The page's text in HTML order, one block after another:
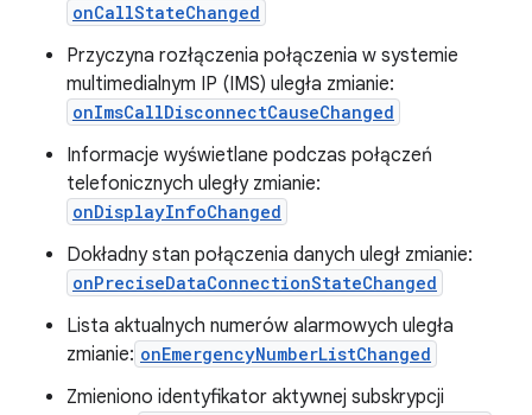
onCallStateChanged
Przyczyna rozłączenia połączenia w systemie
multimedialnym IP (IMS) uległa zmianie:
onImsCallDisconnectCauseChanged
Informacje wyświetlane podczas połączeń
telefonicznych uległy zmianie:
onDisplayInfoChanged
Dokładny stan połączenia danych uległ zmianie:
onPreciseDataConnectionStateChanged
Lista aktualnych numerów alarmowych uległa
zmianie: onEmergencyNumberListChanged
Zmieniono identyfikator aktywnej subskrypcji